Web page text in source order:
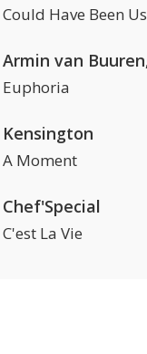
Could Have Been Us
Euphoria
Kensington
A Moment
Chef'Special
C'est La Vie